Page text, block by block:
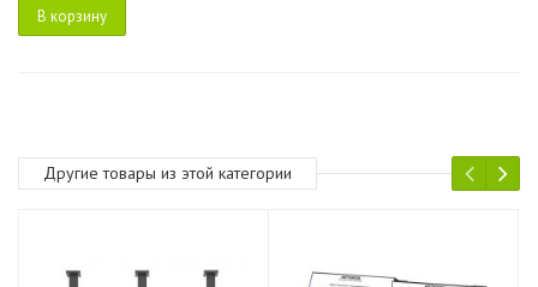
В корзину
Другие товары из этой категории